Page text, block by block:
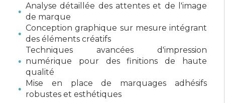
Analyse détaillée des attentes et de l'image
de marque
Conception graphique sur mesure intégrant
des éléments créatifs
Techniques avancées d'impression
numérique pour des finitions de haute
qualité
Mise en place de marquages adhésifs
robustes et esthétiques